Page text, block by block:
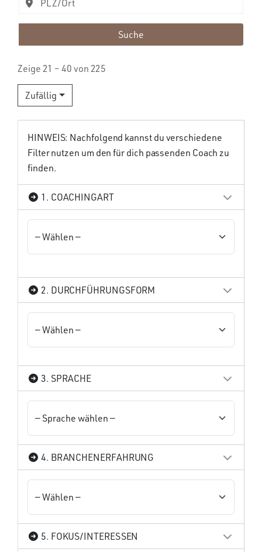
Suche
Zeige 21 – 40 von 225
Zufällig
HINWEIS: Nachfolgend kannst du verschiedene
Filter nutzen um den für dich passenden Coach zu
finden.
1. COACHINGART
2. DURCHFÜHRUNGSFORM
3. SPRACHE
4. BRANCHENERFAHRUNG
5. FOKUS/INTERESSEN